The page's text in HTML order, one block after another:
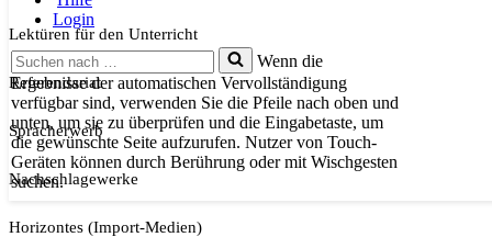
Login
Suchen
nach …
Wenn die
Ergebnisse der automatischen Vervollständigung
verfügbar sind, verwenden Sie die Pfeile nach oben und
unten, um sie zu überprüfen und die Eingabetaste, um
die gewünschte Seite aufzurufen. Nutzer von Touch-
Geräten können durch Berührung oder mit Wischgesten
suchen.
Lektüren für den Unterricht
Referendariat
Spracherwerb
Nachschlagewerke
Horizontes (Import-Medien)